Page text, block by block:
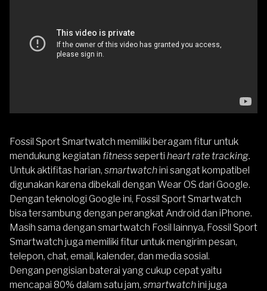
Fossil Sport Smartwatch memiliki beragam fitur untuk
mendukung kegiatan fitnessseperti heart rate tracking.
Untuk aktifitas harian, smartwatchini sangat kompatibel
digunakan karena dibekali dengan Wear OS dari Google.
Dengan teknologi Google ini, Fossil Sport Smartwatch
bisa tersambung dengan perangkat Android dan iPhone.
Masih sama dengan smartwatch Fosil lainnya, Fossil Sport
Smartwatch juga memiliki fitur untuk mengirim pesan,
telepon, chat, email, kalender, dan media sosial.
Dengan pengisian baterai yang cukup cepat yaitu
mencapai 80% dalam satu jam, smartwatchini juga